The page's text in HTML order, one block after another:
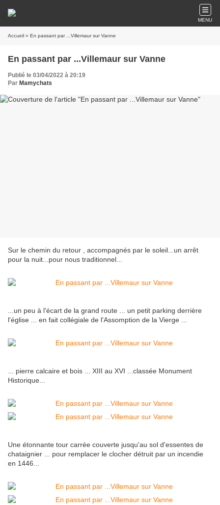
MENU
Accueil » En passant par ...Villemaur sur Vanne
En passant par ...Villemaur sur Vanne
Publié le 03/04/2022 à 20:19
Par Mamychats
Sur le chemin du retour , accompagnés par le soleil...un arrêt
pour la nuit...pour nous traditionnel...
...un peu à l'écart de la grand route ... un petit parking derrière
l'église ... en fait collégiale de l'Assomption de la Vierge ...
... pierre calcaire et bois ... XIII au XVI ...classée Monument
Historique...
Une étonnante tour carrée couverte jusqu'au sol d'essentes de
chataignier ... pour remplacer le clocher détruit par un incendie
en 1446...